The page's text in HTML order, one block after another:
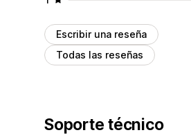
Escribir una reseña
Todas las reseñas
Soporte técnico